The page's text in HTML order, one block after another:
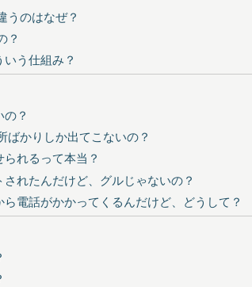
うのはなぜ？
？
う仕組み？
？
ばかりしか出てこないの？
れるって本当？
れたんだけど、グルじゃないの？
電話がかかってくるんだけど、どうして？